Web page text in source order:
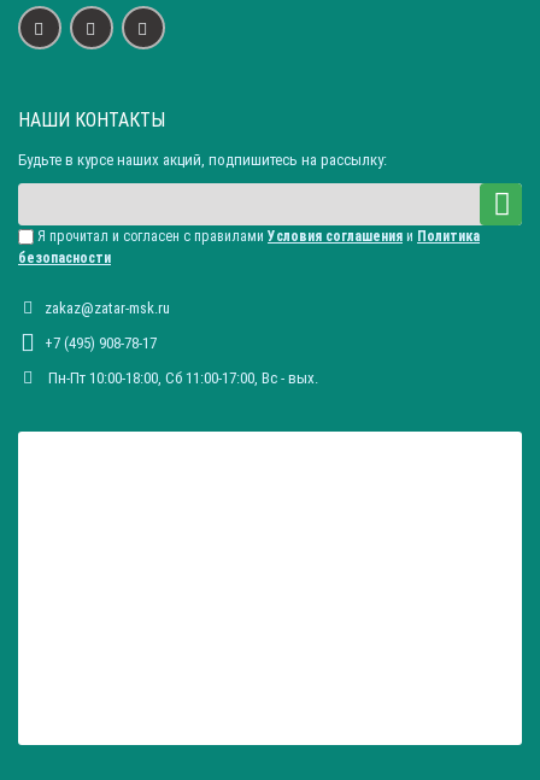
НАШИ КОНТАКТЫ
Будьте в курсе наших акций, подпишитесь на рассылку:
Я прочитал и согласен с правилами Условия соглашения и Политика
безопасности
zakaz@zatar-msk.ru
+7 (495) 908-78-17
Пн-Пт 10:00-18:00, Сб 11:00-17:00, Вc - вых.